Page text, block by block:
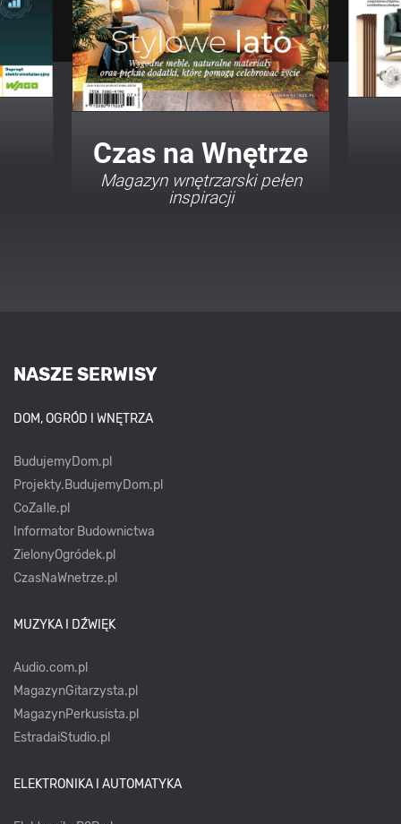
Twój Dom Twój Styl
Porady i inspiracje w
najmodniejszych stylach
NASZE SERWISY
DOM, OGRÓD I WNĘTRZA
BudujemyDom.pl
Projekty.BudujemyDom.pl
CoZaIle.pl
Informator Budownictwa
ZielonyOgródek.pl
CzasNaWnetrze.pl
MUZYKA I DŹWIĘK
Audio.com.pl
MagazynGitarzysta.pl
MagazynPerkusista.pl
EstradaiStudio.pl
ELEKTRONIKA I AUTOMATYKA